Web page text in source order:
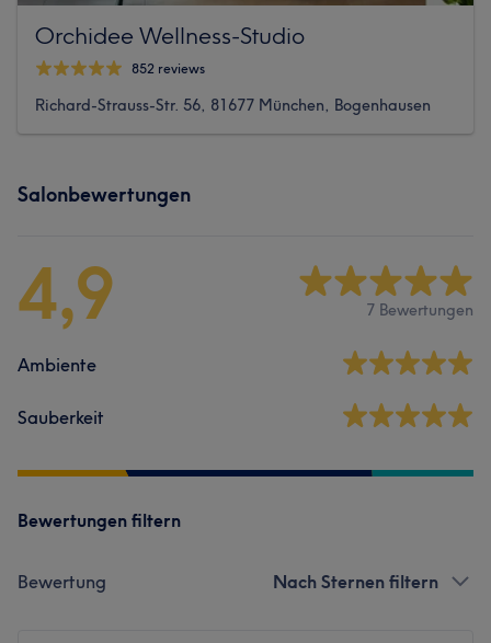
Orchidee Wellness-Studio
852 reviews
Richard-Strauss-Str. 56, 81677 München, Bogenhausen
Salonbewertungen
4,9 7 Bewertungen
Ambiente
Sauberkeit
Bewertungen filtern
Bewertung Nach Sternen filtern